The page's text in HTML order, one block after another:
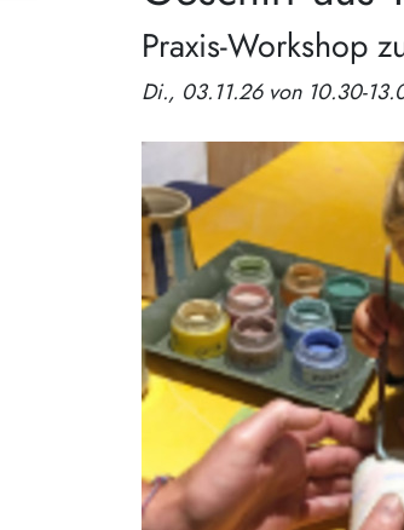
Praxis-Workshop
Di., 03.11.26 von 10.30-